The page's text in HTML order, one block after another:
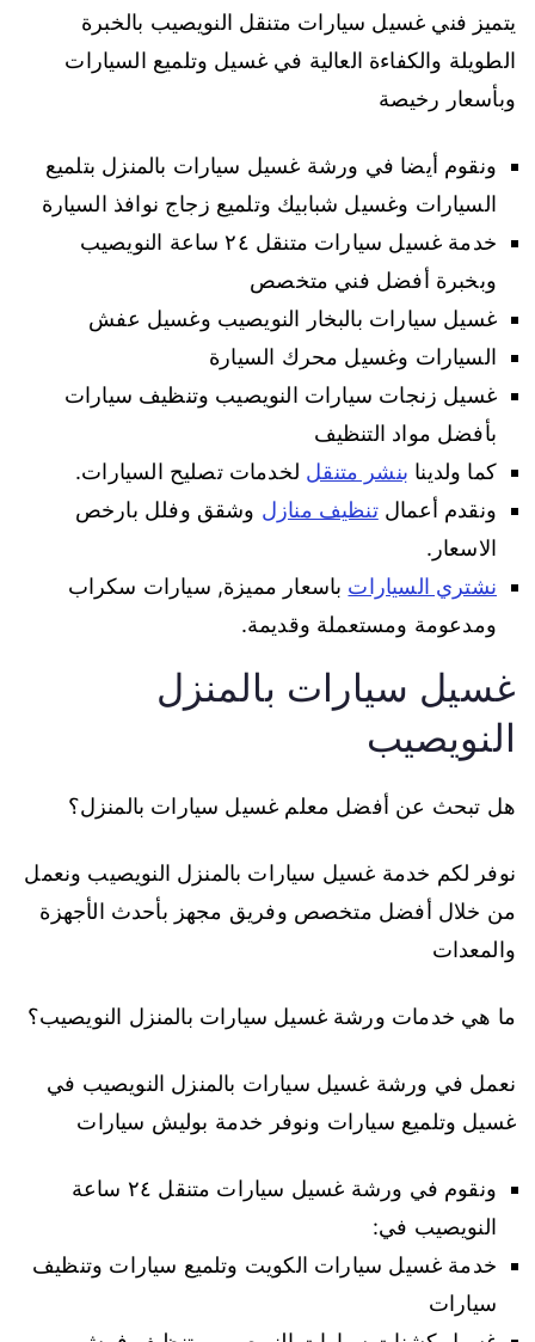
يتميز فني غسيل سيارات متنقل النويصيب بالخبرة
الطويلة والكفاءة العالية في غسيل وتلميع السيارات
وبأسعار رخيصة
ونقوم أيضا في ورشة غسيل سيارات بالمنزل بتلميع
السيارات وغسيل شبابيك وتلميع زجاج نوافذ السيارة
خدمة غسيل سيارات متنقل ٢٤ ساعة النويصيب
وبخبرة أفضل فني متخصص
غسيل سيارات بالبخار النويصيب وغسيل عفش
السيارات وغسيل محرك السيارة
غسيل زنجات سيارات النويصيب وتنظيف سيارات
بأفضل مواد التنظيف
كما ولدينا بنشر متنقل لخدمات تصليح السيارات.
ونقدم أعمالتنظيف منازل وشقق وفلل بارخص
الاسعار.
نشتري السيارات باسعار مميزة, سيارات سكراب
ومدعومة ومستعملة وقديمة.
غسيل سيارات بالمنزل
النويصيب
هل تبحث عن أفضل معلم غسيل سيارات بالمنزل؟
نوفر لكم خدمة غسيل سيارات بالمنزل النويصيب ونعمل
من خلال أفضل متخصص وفريق مجهز بأحدث الأجهزة
والمعدات
ما هي خدمات ورشة غسيل سيارات بالمنزل النويصيب؟
نعمل في ورشة غسيل سيارات بالمنزل النويصيب في
غسيل وتلميع سيارات ونوفر خدمة بوليش سيارات
ونقوم في ورشة غسيل سيارات متنقل ٢٤ ساعة
النويصيب في:
خدمة غسيل سيارات الكويت وتلميع سيارات وتنظيف
سيارات